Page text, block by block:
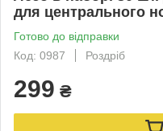
для центрального
Готово до відправки
Код: 0987
Роздріб
299 ₴